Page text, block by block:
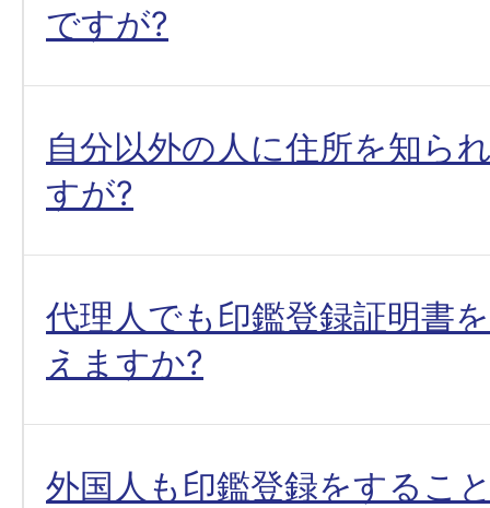
ですが?
自分以外の人に住所を知ら
すが?
代理人でも印鑑登録証明書
えますか?
外国人も印鑑登録をするこ